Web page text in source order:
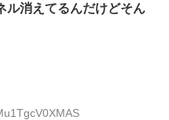
ル消えてるんだけどそん